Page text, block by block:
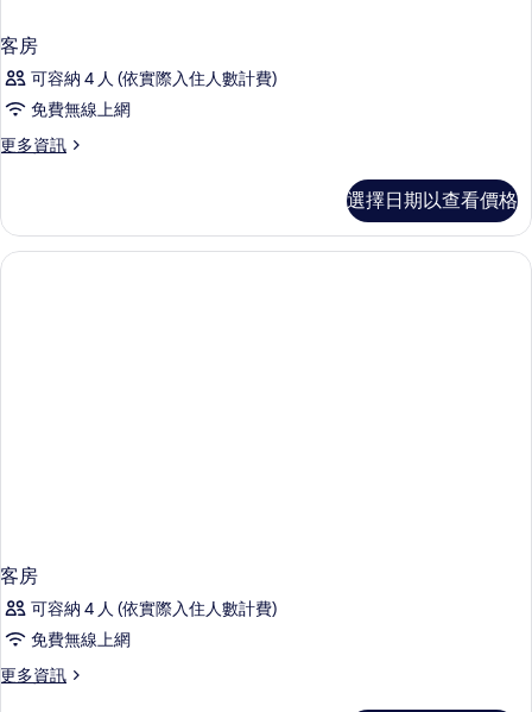
客房
可容納 4 人 (依實際入住人數計費)
免費無線上網
更多資訊
更
的
詳
情
選擇日期以查看價格
客房
可容納 4 人 (依實際入住人數計費)
免費無線上網
更多資訊
更